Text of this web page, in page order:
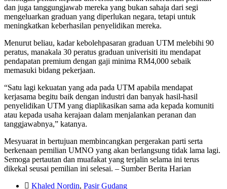
dan juga tanggungjawab mereka yang bukan sahaja dari segi
mengeluarkan graduan yang diperlukan negara, tetapi untuk
meningkatkan keberhasilan penyelidikan mereka.
Menurut beliau, kadar kebolehpasaran graduan UTM melebihi 90
peratus, manakala 30 peratus graduan univerisiti itu mendapat
pendapatan premium dengan gaji minima RM4,000 sebaik
memasuki bidang pekerjaan.
“Satu lagi kekuatan yang ada pada UTM apabila mendapat
kerjasama begitu baik dengan industri dan banyak hasil-hasil
penyelidikan UTM yang diaplikasikan sama ada kepada komuniti
atau kepada usaha kerajaan dalam menjalankan peranan dan
tanggjawabnya,” katanya.
Mesyuarat in bertujuan membincangkan pergerakan parti serta
berkenaan pemilian UMNO yang akan berlangsung tidak lama lagi.
Semoga pertautan dan muafakat yang terjalin selama ini terus
dikekal seusai pemilian ini selesai. – Sumber Berita Harian
Khaled Nordin, Pasir Gudang